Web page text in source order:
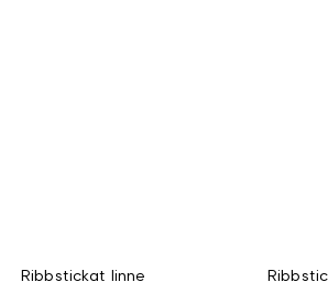
Ribbstickat linne